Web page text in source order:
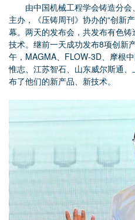
由中国机械工程学会铸造分会
主办，《压铸周刊》协办的“创新
幕。两天的发布会，共发布有色
技术。继前一天成功发布8项创新
午，MAGMA、FLOW-3D、摩根
惟志、江苏智石、山东威尔斯通
布了他们的新产品、新技术。